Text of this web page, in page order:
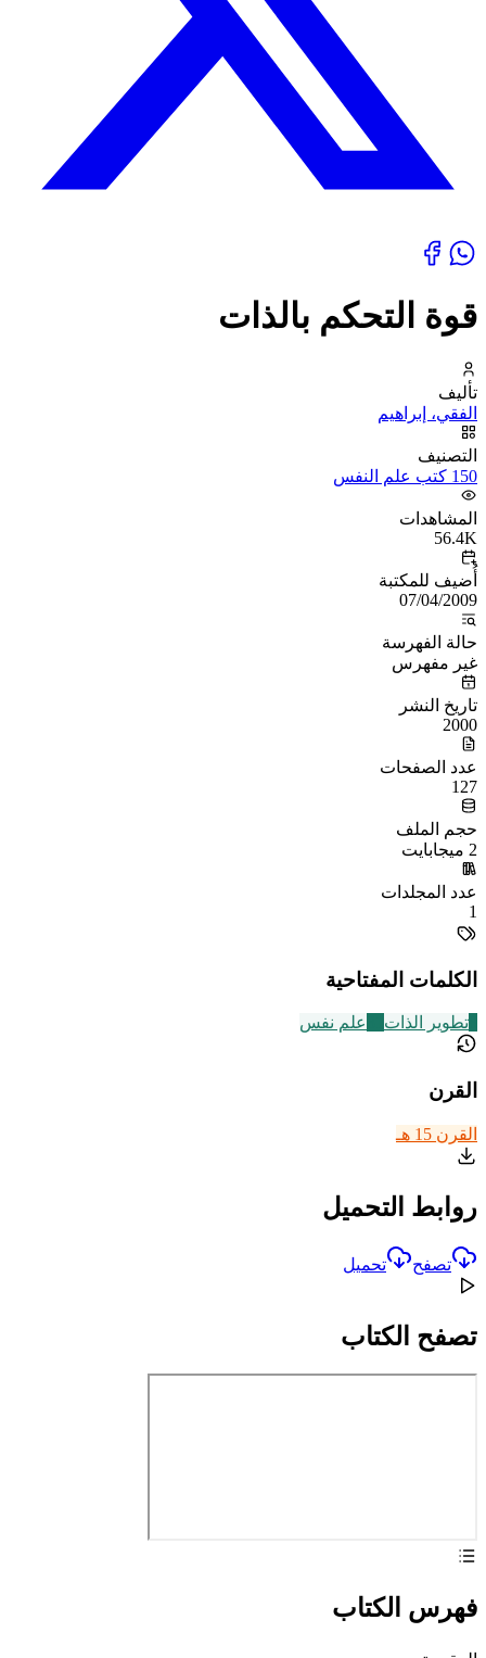
قوة التحكم بالذات
تأليف
الفقي، إبراهيم
التصنيف
150 كتب علم النفس
المشاهدات
56.4K
أُضيف للمكتبة
07/04/2009
حالة الفهرسة
غير مفهرس
تاريخ النشر
2000
عدد الصفحات
127
حجم الملف
2 ميجابايت
عدد المجلدات
1
الكلمات المفتاحية
تطوير الذات علم نفس
القرن
القرن 15 هـ
روابط التحميل
تصفح تحميل
تصفح الكتاب
فهرس الكتاب